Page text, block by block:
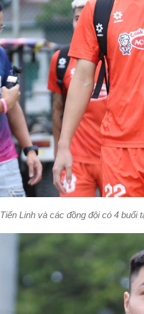
Tiến Linh và các đồng đội có 4 buổi